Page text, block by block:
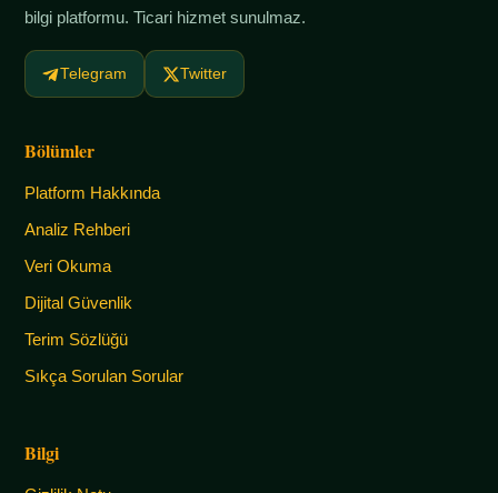
bilgi platformu. Ticari hizmet sunulmaz.
Telegram Twitter
Bölümler
Platform Hakkında
Analiz Rehberi
Veri Okuma
Dijital Güvenlik
Terim Sözlüğü
Sıkça Sorulan Sorular
Bilgi